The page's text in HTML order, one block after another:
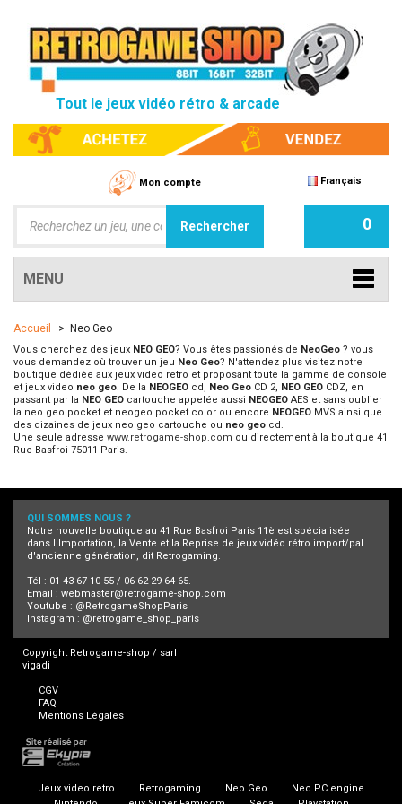
Tout le jeux vidéo rétro & arcade
Mon compte Français
0
MENU
Accueil > Neo Geo
Vous cherchez des jeux NEO GEO? Vous êtes passionés de NeoGeo ? vous
vous demandez où trouver un jeu Neo Geo? N'attendez plus visitez notre
boutique dédiée aux jeux video retro et proposant toute la gamme de console
et jeux video neo geo. De la NEOGEO cd, Neo Geo CD 2, NEO GEO CDZ, en
passant par la NEO GEO cartouche appelée aussi NEOGEO AES et sans oublier
la neo geo pocket et neogeo pocket color ou encore NEOGEO MVS ainsi que
des dizaines de jeux neo geo cartouche ou neo geo cd.
Une seule adresse www.retrogame-shop.com ou directement à la boutique 41
Rue Basfroi 75011 Paris.
QUI SOMMES NOUS ?
Notre nouvelle boutique au 41 Rue Basfroi Paris 11è est spécialisée
dans l'Importation, la Vente et la Reprise de jeux vidéo rétro import/pal
d'ancienne génération, dit Retrogaming.
Tél : 01 43 67 10 55 / 06 62 29 64 65.
Email : webmaster@retrogame-shop.com
Youtube : @RetrogameShopParis
Instagram : @retrogame_shop_paris
Copyright Retrogame-shop / sarl
vigadi
CGV
FAQ
Mentions Légales
Jeux video retro Retrogaming Neo Geo
Nec PC engine